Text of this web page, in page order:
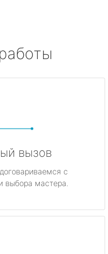
вызов
с
выбора мастера.